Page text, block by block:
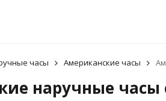
часы Американские часы
наручные часы